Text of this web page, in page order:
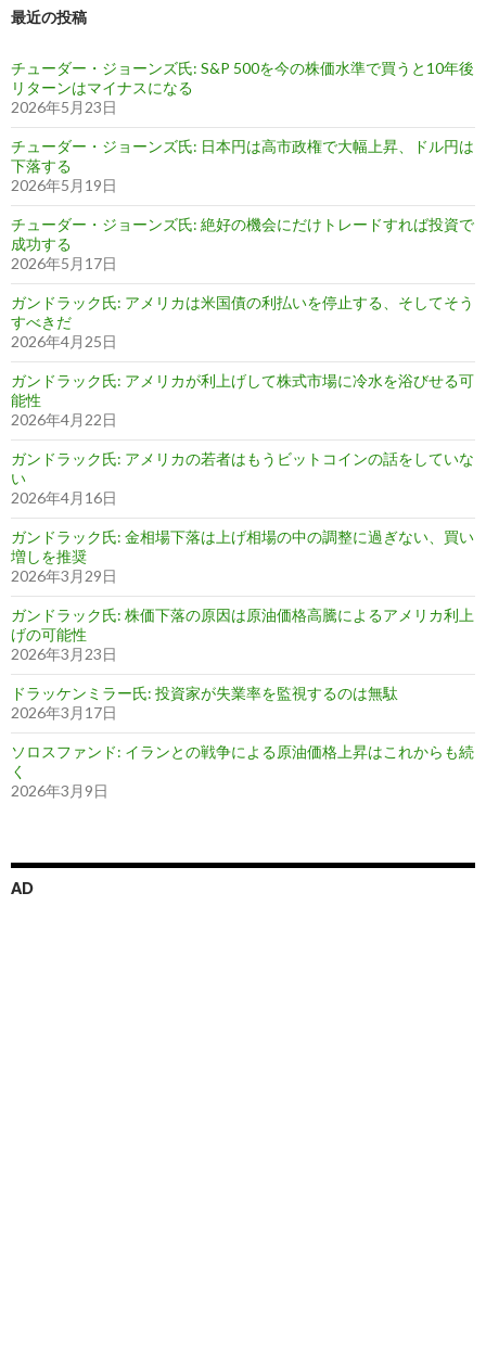
最近の投稿
チューダー・ジョーンズ氏: S&P 500を今の株価水準で買うと10年後
リターンはマイナスになる
2026年5月23日
チューダー・ジョーンズ氏: 日本円は高市政権で大幅上昇、ドル円は
下落する
2026年5月19日
チューダー・ジョーンズ氏: 絶好の機会にだけトレードすれば投資で
成功する
2026年5月17日
ガンドラック氏: アメリカは米国債の利払いを停止する、そしてそう
すべきだ
2026年4月25日
ガンドラック氏: アメリカが利上げして株式市場に冷水を浴びせる可
能性
2026年4月22日
ガンドラック氏: アメリカの若者はもうビットコインの話をしていな
い
2026年4月16日
ガンドラック氏: 金相場下落は上げ相場の中の調整に過ぎない、買い
増しを推奨
2026年3月29日
ガンドラック氏: 株価下落の原因は原油価格高騰によるアメリカ利上
げの可能性
2026年3月23日
ドラッケンミラー氏: 投資家が失業率を監視するのは無駄
2026年3月17日
ソロスファンド: イランとの戦争による原油価格上昇はこれからも続
く
2026年3月9日
AD